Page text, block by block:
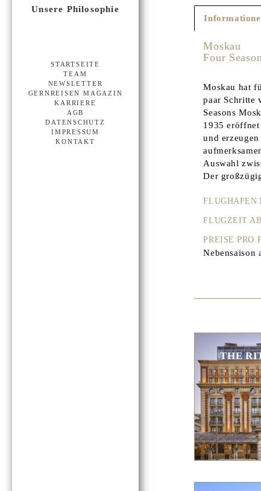
Unsere Philosophie
STARTSEITE
TEAM
NEWSLETTER
GERNREISEN MAGAZIN
KARRIERE
AGB
DATENSCHUTZ
IMPRESSUM
KONTAKT
Moskau
Four
Moskau hat
paar Schritte
Seasons
1935
und
Auswahl
Der
FLUGHAFEN
FLUGZEIT
PREISE PRO
Nebensaison
THE